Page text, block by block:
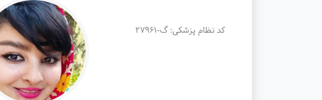
کد نظام پزشکی: گ-27961